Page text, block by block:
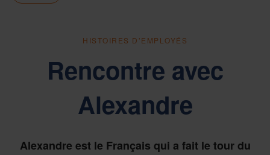
HISTOIRES D’EMPLOYÉS
Rencontre avec
Alexandre
Alexandre est le Français qui a fait le tour du